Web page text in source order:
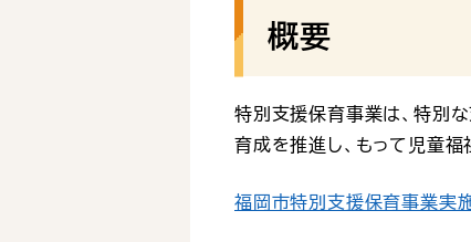
概要
特別支援保育事業は、特別
育成を推進し、もって児童
福岡市特別支援保育事業実